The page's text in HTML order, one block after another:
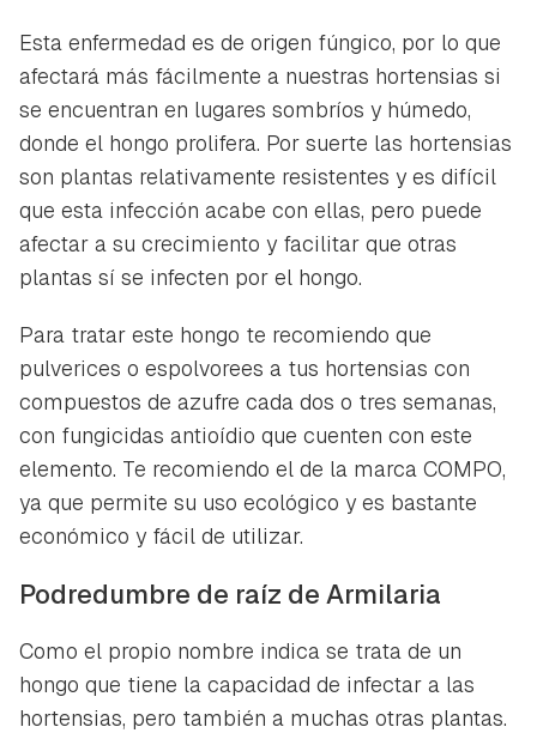
Esta enfermedad es de origen fúngico, por lo que
afectará más fácilmente a nuestras hortensias si
se encuentran en lugares sombríos y húmedo,
donde el hongo prolifera. Por suerte las hortensias
son plantas relativamente resistentes y es difícil
que esta infección acabe con ellas, pero puede
afectar a su crecimiento y facilitar que otras
plantas sí se infecten por el hongo.
Para tratar este hongo te recomiendo que
pulverices o espolvorees a tus hortensias con
compuestos de azufre cada dos o tres semanas,
con fungicidas antioídio que cuenten con este
elemento. Te recomiendo el de la marca COMPO,
ya que permite su uso ecológico y es bastante
económico y fácil de utilizar.
Podredumbre de raíz de Armilaria
Como el propio nombre indica se trata de un
hongo que tiene la capacidad de infectar a las
hortensias, pero también a muchas otras plantas.